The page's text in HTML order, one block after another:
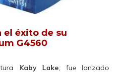
el éxito de su
G4560
Kaby Lake, fue lanzado